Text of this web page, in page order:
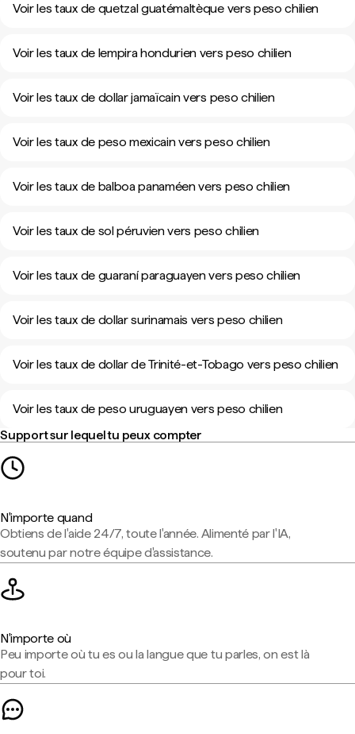
Voir les taux de quetzal guatémaltèque vers peso chilien
Voir les taux de lempira hondurien vers peso chilien
Voir les taux de dollar jamaïcain vers peso chilien
Voir les taux de peso mexicain vers peso chilien
Voir les taux de balboa panaméen vers peso chilien
Voir les taux de sol péruvien vers peso chilien
Voir les taux de guaraní paraguayen vers peso chilien
Voir les taux de dollar surinamais vers peso chilien
Voir les taux de dollar de Trinité-et-Tobago vers peso chilien
Voir les taux de peso uruguayen vers peso chilien
Support sur lequel tu peux compter
N'importe quand
Obtiens de l'aide 24/7, toute l'année. Alimenté par l'IA,
soutenu par notre équipe d'assistance.
N'importe où
Peu importe où tu es ou la langue que tu parles, on est là
pour toi.